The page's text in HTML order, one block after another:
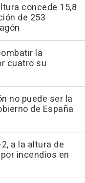
concede 15,8
de 253
la
cuatro su
no puede ser la
de España
a la altura de
incendios en